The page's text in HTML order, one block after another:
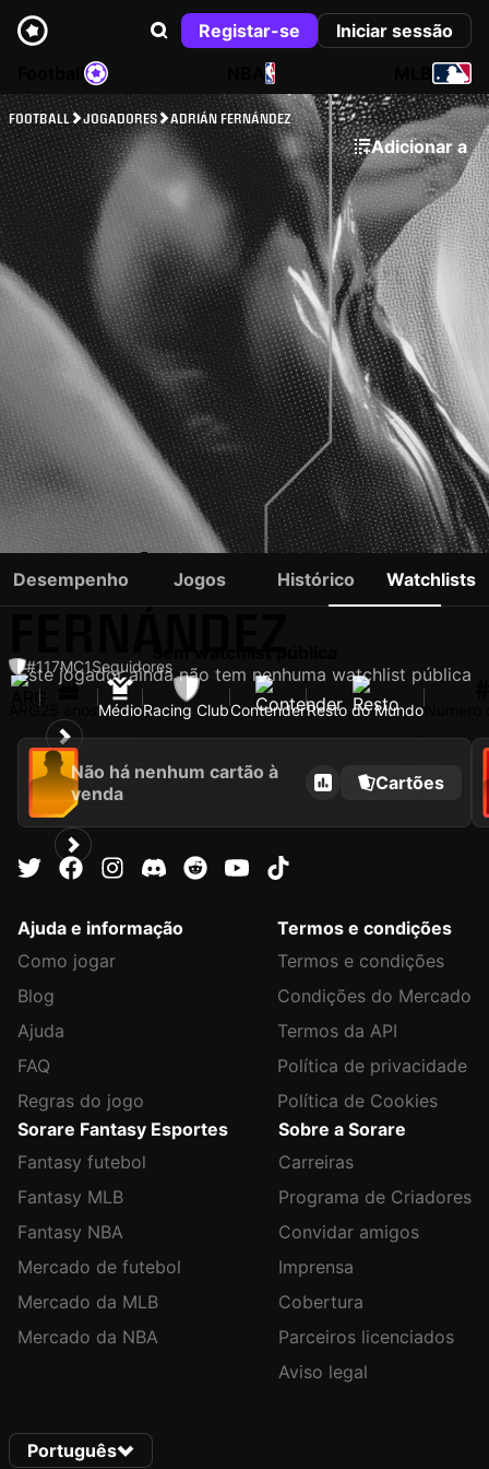
Registar-se
Iniciar sessão
NBA
FOOTBALL JOGADORES ADRIÁN FERNÁNDEZ
Adicionar a
ADRIÁN
#117MC1Seguidores
MédioRacing ClubContenderResto do Mundo
Desempenho Jogos Histórico Watchlists
Este jogador ainda não tem nenhuma watchlist pública
Não há nenhum cartão à
venda
Cartões
Ajuda e informação
Como jogar
Blog
Ajuda
FAQ
Regras do jogo
Termos e condições
Termos e condições
Condições do Mercado
Termos da API
Política de privacidade
Política de Cookies
Sorare Fantasy Esportes
Fantasy futebol
Fantasy MLB
Fantasy NBA
Mercado de futebol
Mercado da MLB
Mercado da NBA
Sobre a Sorare
Carreiras
Programa de Criadores
Convidar amigos
Imprensa
Cobertura
Parceiros licenciados
Aviso legal
Português